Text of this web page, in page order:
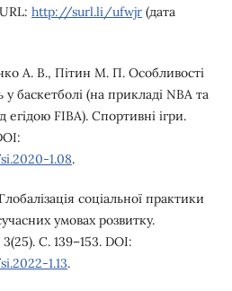
http://surl.li/ufwjr(дата
А. В., Пітин М. П. Особливості
баскетболі (на прикладі NBA та
егідою FIBA). Спортивні ігри.
1.08.
соціальної практики
умовах розвитку.
С. 139–153. DOI:
1.13.